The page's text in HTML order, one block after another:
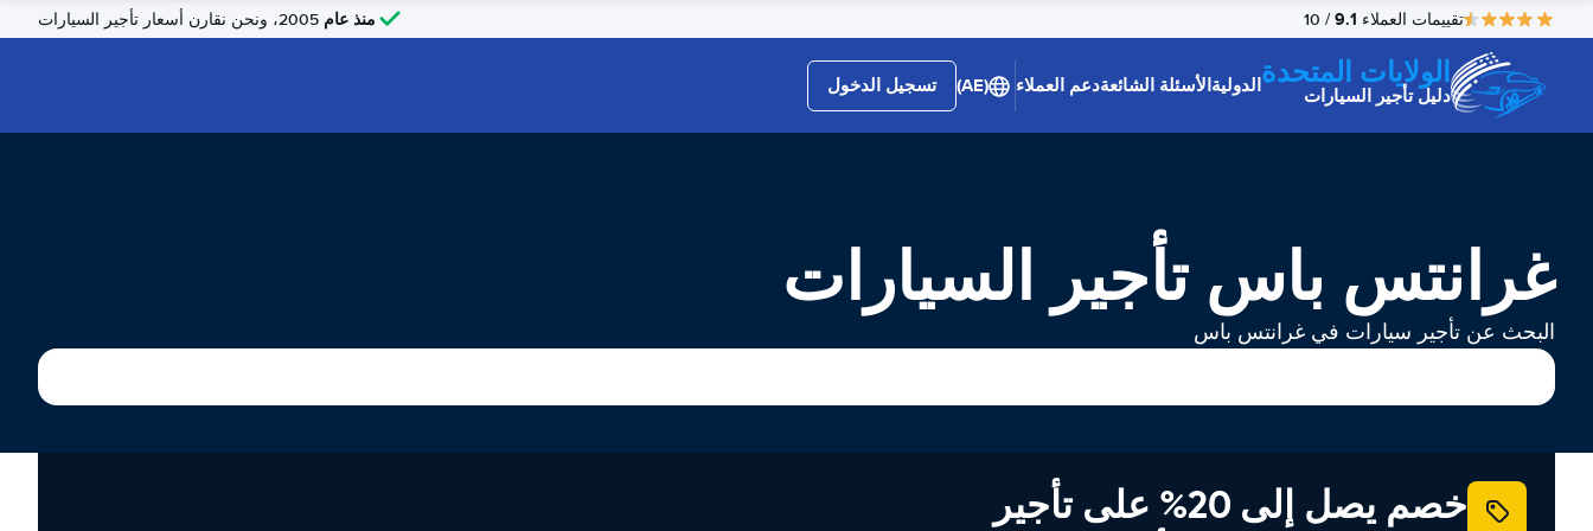
تقييمات العملاء 9.1
/ 10 منذ عام
الولايات المتحدة
دليل تأجير السيارات الدوليةالأسئلة الشائعةدعم العملاء (AE) تسجيل الدخول
غرانتس باس تأجير السيارات
البحث عن تأجير سيارات في غرانتس باس
خصم يصل إلى 20% على تأجير